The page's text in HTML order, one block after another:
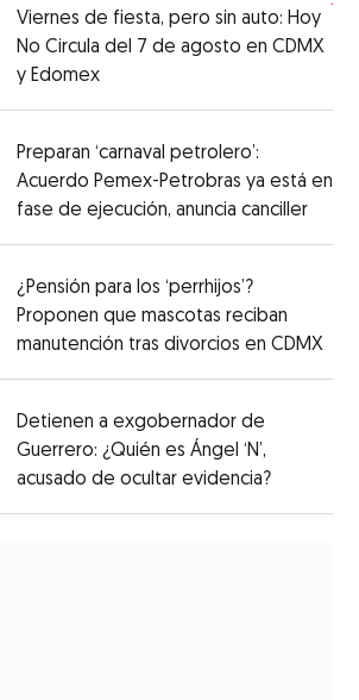
Viernes de fiesta, pero sin auto: Hoy
No Circula del 7 de agosto en CDMX
y Edomex
Preparan ‘carnaval petrolero’:
Acuerdo Pemex-Petrobras ya está en
fase de ejecución, anuncia canciller
¿Pensión para los ‘perrhijos’?
Proponen que mascotas reciban
manutención tras divorcios en CDMX
Detienen a exgobernador de
Guerrero: ¿Quién es Ángel ‘N’,
acusado de ocultar evidencia?